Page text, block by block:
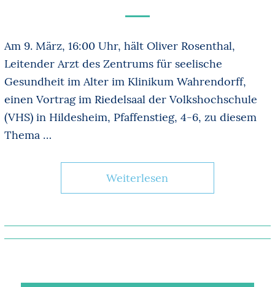
Am 9. März, 16:00 Uhr, hält Oliver Rosenthal,
Leitender Arzt des Zentrums für seelische
Gesundheit im Alter im Klinikum Wahrendorff,
einen Vortrag im Riedelsaal der Volkshochschule
(VHS) in Hildesheim, Pfaffenstieg, 4-6, zu diesem
Thema …
Weiterlesen